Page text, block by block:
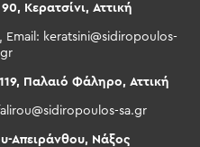
Κερατσίνι, Αττική
Email: keratsini@sidiropoulos-
Παλαιό Φάληρο, Αττική
sa.gr
Απειράνθου, Νάξος